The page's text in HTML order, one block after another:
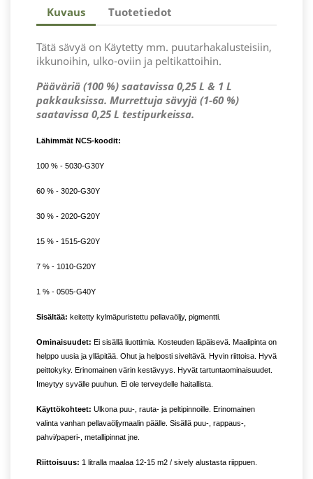
Kuvaus Tuotetiedot
Tätä sävyä on Käytetty mm. puutarhakalusteisiin,
ikkunoihin, ulko-oviin ja peltikattoihin.
Pääväriä (100 %) saatavissa 0,25 L & 1 L
pakkauksissa. Murrettuja sävyjä (1-60 %)
saatavissa 0,25 L testipurkeissa.
Lähimmät NCS-koodit:
100 % - 5030-G30Y
60 % - 3020-G30Y
30 % - 2020-G20Y
15 % - 1515-G20Y
7 % - 1010-G20Y
1 % - 0505-G40Y
Sisältää: keitetty kylmäpuristettu pellavaöljy, pigmentti.
Ominaisuudet: Ei sisällä liuottimia. Kosteuden läpäisevä. Maalipinta on
helppo uusia ja ylläpitää. Ohut ja helposti siveltävä. Hyvin riittoisa. Hyvä
peittokyky. Erinomainen värin kestävyys. Hyvät tartuntaominaisuudet.
Imeytyy syvälle puuhun. Ei ole terveydelle haitallista.
Käyttökohteet: Ulkona puu-, rauta- ja peltipinnoille. Erinomainen
valinta vanhan pellavaöljymaalin päälle. Sisällä puu-, rappaus-,
pahvi/paperi-, metallipinnat jne.
Riittoisuus: 1 litralla maalaa 12-15 m2 / sively alustasta riippuen.